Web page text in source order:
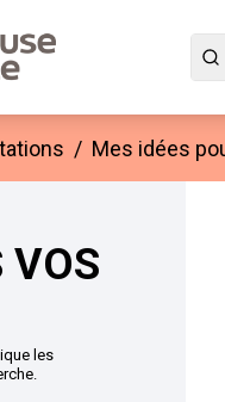
/ Mes idées
VOS
les